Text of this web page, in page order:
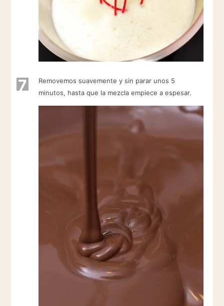
7
Removemos suavemente y sin parar unos 5
minutos, hasta que la mezcla empiece a espesar.